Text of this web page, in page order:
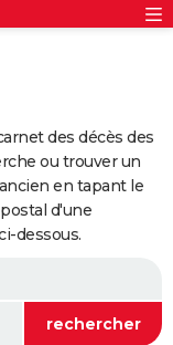
des décès des
ou trouver un
en tapant le
d'une
dessous.